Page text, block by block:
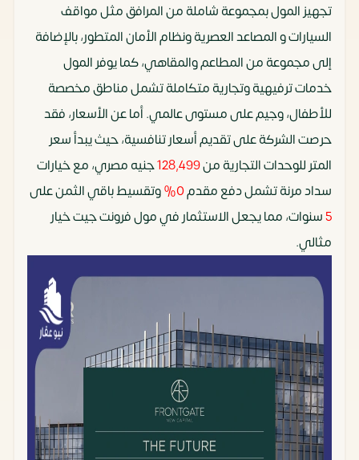
تجهيز المول بمجموعة شاملة من المرافق مثل مواقف
السيارات و المصاعد العصرية ونظام الأمان المتطور، بالإضافة
إلى مجموعة من المطاعم والمقاهي، كما يوفر المول
خدمات ترفيهية وتجارية متكاملة تشمل مناطق مخصصة
للأطفال، وجيم على مستوى عالمي. أما عن الأسعار، فقد
حرصت الشركة على تقديم أسعار تنافسية، حيث يبدأ سعر
المتر للوحدات التجارية من128,499جنيه مصري، مع خيارات
سداد مرنة تشمل دفع مقدم0%
وتقسيط باقي الثمن على
5سنوات، مما يجعل الاستثمار في مول فرونت جيت خيار
مثالي.